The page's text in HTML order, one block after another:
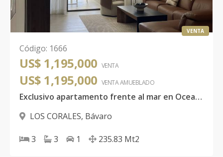
VENTA
Código: 1666
US$ 1,195,000 VENTA
US$ 1,195,000 VENTA AMUEBLADO
Exclusivo apartamento frente al mar en Ocean Bay por USD 1,195,000
LOS CORALES, Bávaro
3 3 1 235.83 Mt2